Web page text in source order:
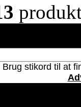
Brug stikord til at